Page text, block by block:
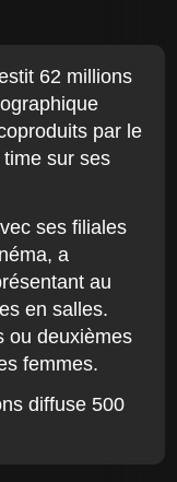
62 millions
par le
sur ses
ses filiales
a
au
en salles.
ou deuxièmes
femmes.
diffuse 500